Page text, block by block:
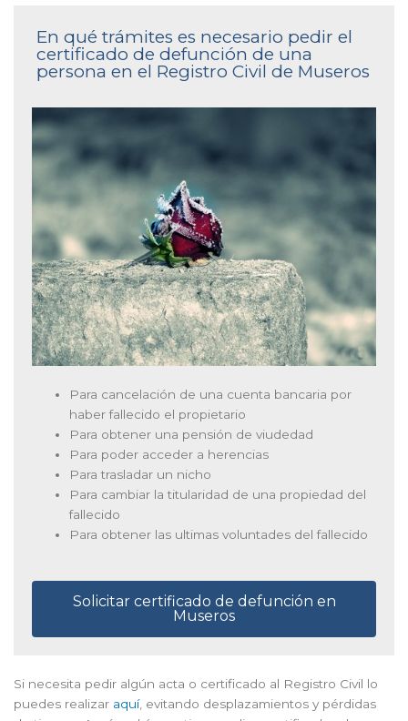
En qué trámites es necesario pedir el
certificado de defunción de una
persona en el Registro Civil de Museros
Para cancelación de una cuenta bancaria por
haber fallecido el propietario
Para obtener una pensión de viudedad
Para poder acceder a herencias
Para trasladar un nicho
Para cambiar la titularidad de una propiedad del
fallecido
Para obtener las ultimas voluntades del fallecido
Solicitar certificado de defunción en
Museros
Si necesita pedir algún acta o certificado al Registro Civil lo
puedes realizar aquí, evitando desplazamientos y pérdidas